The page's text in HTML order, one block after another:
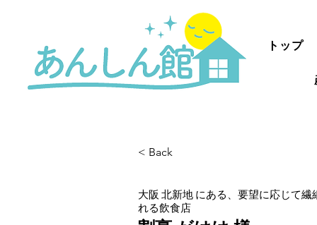
トップ
< Back
⼤阪 北新地 にある、要望に応じて
れる飲食店